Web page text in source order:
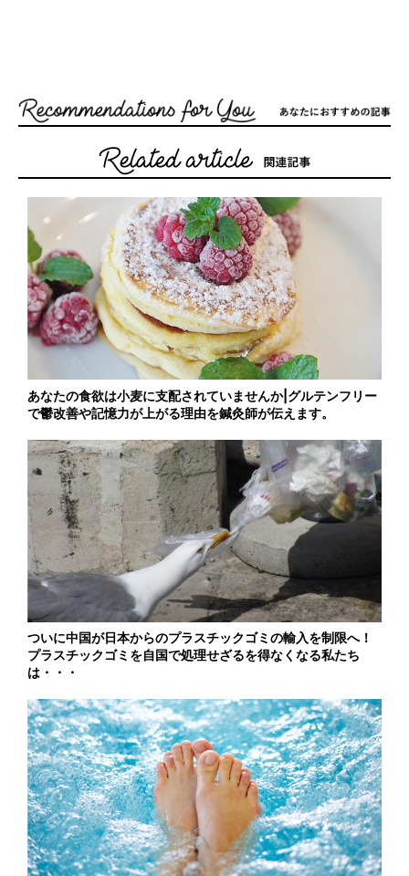
あなたの食欲は小麦に支配されていませんか|グルテンフリー
で鬱改善や記憶力が上がる理由を鍼灸師が伝えます。
ついに中国が日本からのプラスチックゴミの輸入を制限へ！
プラスチックゴミを自国で処理せざるを得なくなる私たち
は・・・